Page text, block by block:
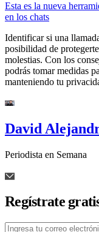
Esta es la nueva
en los chats
Identificar si una
posibilidad de
molestias. Con los
podrás tomar medidas
manteniendo tu
David
Periodista en Semana
Regístrate